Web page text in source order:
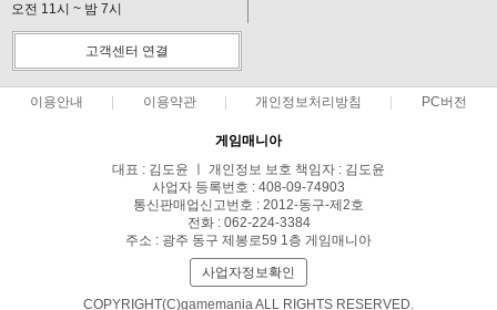
오전 11시 ~ 밤 7시
고객센터 연결
이용안내 이용약관 개인정보처리방침 PC버전
게임매니아
대표 : 김도윤 ㅣ 개인정보 보호 책임자 : 김도윤
사업자 등록번호 : 408-09-74903
통신판매업신고번호 : 2012-동구-제2호
전화 : 062-224-3384
주소 : 광주 동구 제봉로59 1층 게임매니아
사업자정보확인
COPYRIGHT(C)gamemania ALL RIGHTS RESERVED.